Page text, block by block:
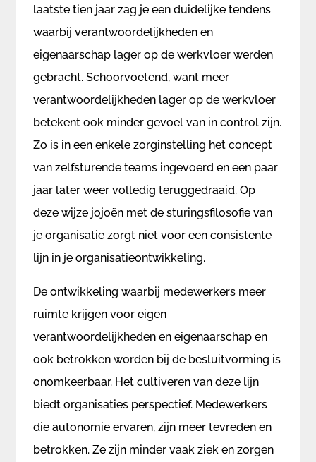
laatste tien jaar zag je een duidelijke tendens
waarbij verantwoordelijkheden en
eigenaarschap lager op de werkvloer werden
gebracht. Schoorvoetend, want meer
verantwoordelijkheden lager op de werkvloer
betekent ook minder gevoel van in control zijn.
Zo is in een enkele zorginstelling het concept
van zelfsturende teams ingevoerd en een paar
jaar later weer volledig teruggedraaid. Op
deze wijze jojoën met de sturingsfilosofie van
je organisatie zorgt niet voor een consistente
lijn in je organisatieontwikkeling.
De ontwikkeling waarbij medewerkers meer
ruimte krijgen voor eigen
verantwoordelijkheden en eigenaarschap en
ook betrokken worden bij de besluitvorming is
onomkeerbaar. Het cultiveren van deze lijn
biedt organisaties perspectief. Medewerkers
die autonomie ervaren, zijn meer tevreden en
betrokken. Ze zijn minder vaak ziek en zorgen